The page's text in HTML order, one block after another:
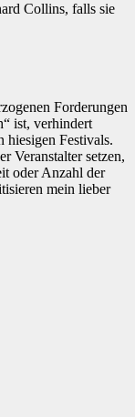
Collins, falls sie
Forderungen
ist, verhindert
hiesigen Festivals.
Veranstalter setzen,
oder Anzahl der
mein lieber